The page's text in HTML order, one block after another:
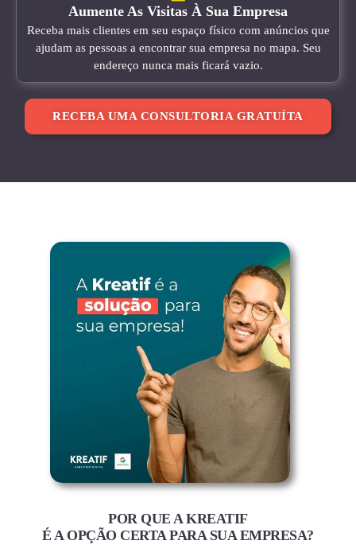
Aumente As Visitas À Sua Empresa
Receba mais clientes em seu espaço físico com anúncios que
ajudam as pessoas a encontrar sua empresa no mapa. Seu
endereço nunca mais ficará vazio.
RECEBA UMA CONSULTORIA GRATUÍTA
POR QUE A KREATIF
É A OPÇÃO CERTA PARA SUA EMPRESA?